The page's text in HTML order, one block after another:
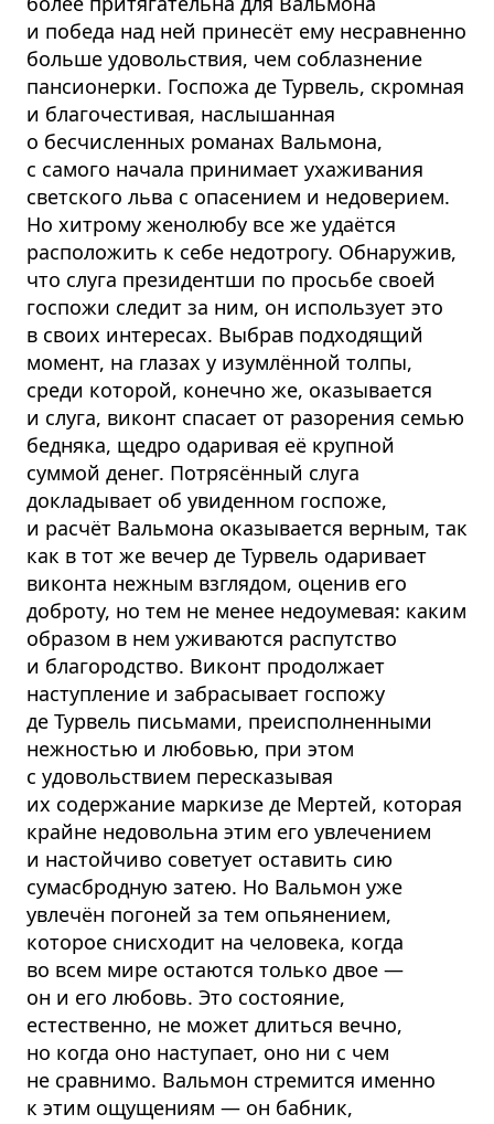
и победа над ней принесёт ему несравненно
больше удовольствия, чем соблазнение
пансионерки. Госпожа де Турвель, скромная
и благочестивая, наслышанная
о бесчисленных романах Вальмона,
с самого начала принимает ухаживания
светского льва с опасением и недоверием.
Но хитрому женолюбу все же удаётся
расположить к себе недотрогу. Обнаружив,
что слуга президентши по просьбе своей
госпожи следит за ним, он использует это
в своих интересах. Выбрав подходящий
момент, на глазах у изумлённой толпы,
среди которой, конечно же, оказывается
и слуга, виконт спасает от разорения семью
бедняка, щедро одаривая её крупной
суммой денег. Потрясённый слуга
докладывает об увиденном госпоже,
и расчёт Вальмона оказывается верным, так
как в тот же вечер де Турвель одаривает
виконта нежным взглядом, оценив его
доброту, но тем не менее недоумевая: каким
образом в нем уживаются распутство
и благородство. Виконт продолжает
наступление и забрасывает госпожу
де Турвель письмами, преисполненными
нежностью и любовью, при этом
с удовольствием пересказывая
их содержание маркизе де Мертей, которая
крайне недовольна этим его увлечением
и настойчиво советует оставить сию
сумасбродную затею. Но Вальмон уже
увлечён погоней за тем опьянением,
которое снисходит на человека, когда
во всем мире остаются только двое —
он и его любовь. Это состояние,
естественно, не может длиться вечно,
но когда оно наступает, оно ни с чем
не сравнимо. Вальмон стремится именно
к этим ощущениям — он бабник,